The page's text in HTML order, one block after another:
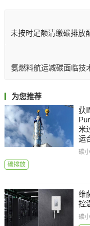
未按时足额清缴碳排放
氨燃料航运减碳面临技
为您推荐
获
米
运
碳
碳排放
维
控
碳